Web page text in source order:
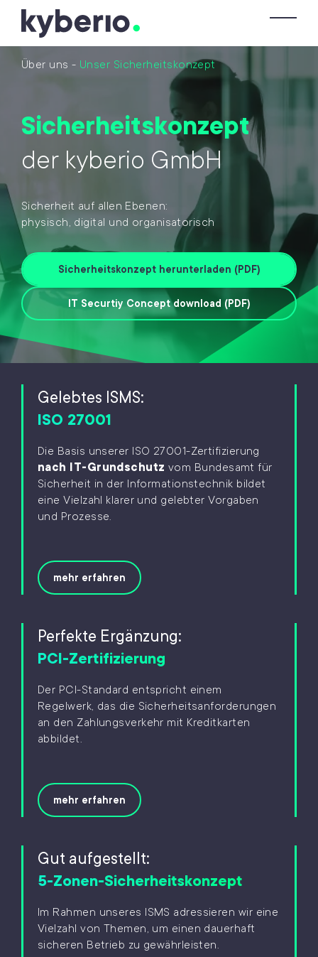
Skip zum Inhalt
Über uns - Unser Sicherheitskonzept
Sicherheitskonzept
der kyberio GmbH
Sicherheit auf allen Ebenen:
physisch, digital und organisatorisch
Sicherheitskonzept herunterladen (PDF)
IT Securtiy Concept download (PDF)
Gelebtes ISMS:
ISO 27001
Die Basis unserer ISO 27001-Zertifizierung
nach IT-Grundschutz vom Bundesamt für
Sicherheit in der Informationstechnik bildet
eine Vielzahl klarer und gelebter Vorgaben
und Prozesse.
mehr erfahren
Perfekte Ergänzung:
PCI-Zertifizierung
Der PCI-Standard entspricht einem
Regelwerk, das die Sicherheitsanforderungen
an den Zahlungsverkehr mit Kreditkarten
abbildet.
mehr erfahren
Gut aufgestellt:
5-Zonen-Sicherheitskonzept
Im Rahmen unseres ISMS adressieren wir eine
Vielzahl von Themen, um einen dauerhaft
sicheren Betrieb zu gewährleisten.